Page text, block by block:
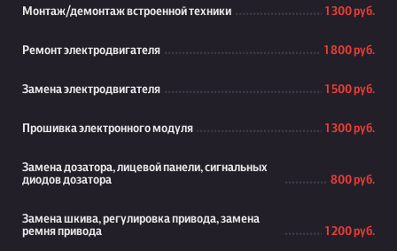
Монтаж/демонтаж встроенной техники 1 300 руб.
Ремонт электродвигателя 1 800 руб.
Замена электродвигателя 1 500 руб.
Прошивка электронного модуля 1 300 руб.
Замена дозатора, лицевой панели, сигнальных
диодов дозатора
800 руб.
Замена шкива, регулировка привода, замена
ремня привода
1 200 руб.